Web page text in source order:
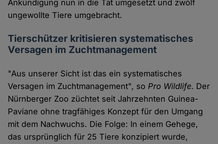
Ankündigung nun in die Tat umgesetzt und zwölf
ungewollte Tiere umgebracht.
Tierschützer kritisieren systematisches
Versagen im Zuchtmanagement
"Aus unserer Sicht ist das ein systematisches
Versagen im Zuchtmanagement", soPro Wildlife. Der
Nürnberger Zoo züchtet seit Jahrzehnten Guinea-
Paviane ohne tragfähiges Konzept für den Umgang
mit dem Nachwuchs. Die Folge: In einem Gehege,
das ursprünglich für 25 Tiere konzipiert wurde,